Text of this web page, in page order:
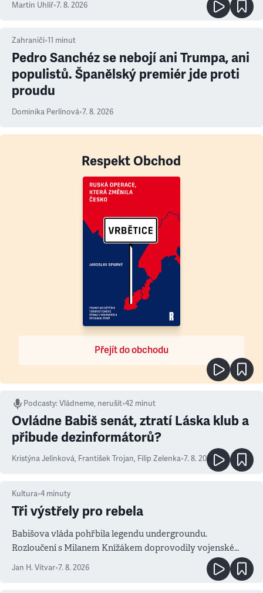
Martin Uhlíř•7. 8. 2026
Zahraničí•11 minut
Pedro Sanchéz se nebojí ani Trumpa, ani
populistů. Španělský premiér jde proti
proudu
Dominika Perlínová•7. 8. 2026
Respekt Obchod
Přejít do obchodu
Podcasty:Vládneme, nerušit•42 minut
Ovládne Babiš senát, ztratí Láska klub a
přibude dezinformátorů?
Kristýna Jelínková, František Trojan, Filip Zelenka•7. 8. 2026
Kultura•4 minuty
Tři výstřely pro rebela
Babišova vláda pohřbila legendu undergroundu.
Rozloučení s Milanem Knížákem doprovodily vojenské
salvy i kritika pokrokářů
Jan H. Vitvar•7. 8. 2026